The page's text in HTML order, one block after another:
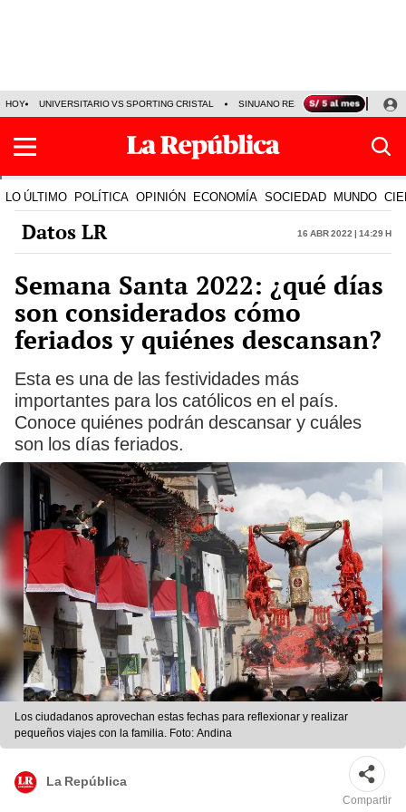
HOY UNIVERSITARIO VS SPORTING CRISTAL SINUANO RESULTADOS HOY
LO ÚLTIMO POLÍTICA OPINIÓN ECONOMÍA SOCIEDAD MUNDO
Datos LR 16 Abr 2022 | 14:29 h
Semana Santa 2022: ¿qué días
son considerados cómo
feriados y quiénes descansan?
Esta es una de las festividades más
importantes para los católicos en el país.
Conoce quiénes podrán descansar y cuáles
son los días feriados.
Los ciudadanos aprovechan estas fechas para reflexionar y realizar
pequeños viajes con la familia. Foto: Andina
La República
Compartir